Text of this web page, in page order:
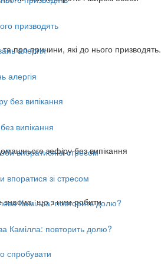
призводять
про причини, які до нього призводять.
алергія
випікання
зефіру без випікання
зі стресом
знаємо, що з ним робити
Камілла: повторить долю?